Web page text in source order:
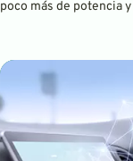
poco más de potencia